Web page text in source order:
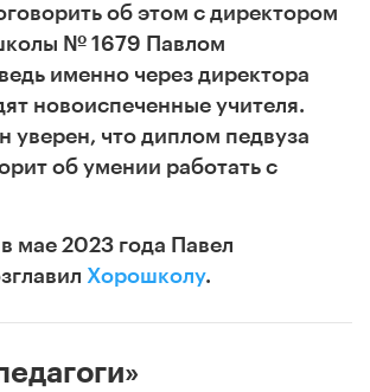
об этом с директором
№ 1679 Павлом
именно через директора
новоиспеченные учителя.
уверен, что диплом педвуза
об умении работать с
мае 2023 года Павел
Хорошколу.